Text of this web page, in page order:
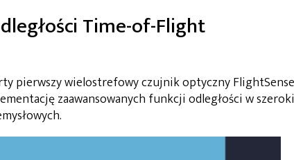
Time-of-Flight
pierwszy wielostrefowy czujnik optyczny
zaawansowanych funkcji odległości w